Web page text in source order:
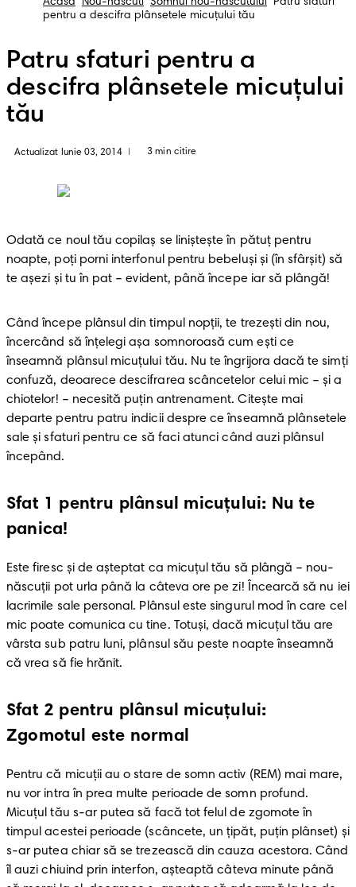
Acasă Nou-nascuti Somnul nou-nascutului
Patru sfaturi
pentru a descifra plânsetele micuțului tău
Patru sfaturi pentru a
descifra plânsetele micuțului
tău
Actualizat Iunie 03, 2014 3 min citire
Odată ce noul tău copilaș se liniștește în pătuț pentru
noapte, poți porni interfonul pentru bebeluși și (în sfârșit) să
te aşezi și tu în pat – evident, până începe iar să plângă!
Când începe plânsul din timpul nopții, te trezești din nou,
încercând să înțelegi așa somnoroasă cum ești ce
înseamnă plânsul micuțului tău. Nu te îngrijora dacă te simți
confuză, deoarece descifrarea scâncetelor celui mic – și a
chiotelor! – necesită puțin antrenament. Citește mai
departe pentru patru indicii despre ce înseamnă plânsetele
sale și sfaturi pentru ce să faci atunci când auzi plânsul
începând.
Sfat 1 pentru plânsul micuțului: Nu te
panica!
Este firesc și de așteptat ca micuțul tău să plângă – nou-
născuții pot urla până la câteva ore pe zi! Încearcă să nu iei
lacrimile sale personal. Plânsul este singurul mod în care cel
mic poate comunica cu tine. Totuși, dacă micuțul tău are
vârsta sub patru luni, plânsul său peste noapte înseamnă
că vrea să fie hrănit.
Sfat 2 pentru plânsul micuțului:
Zgomotul este normal
Pentru că micuții au o stare de somn activ (REM) mai mare,
nu vor intra în prea multe perioade de somn profund.
Micuțul tău s-ar putea să facă tot felul de zgomote în
timpul acestei perioade (scâncete, un țipăt, puțin plânset) și
s-ar putea chiar să se trezească din cauza acestora. Când
îl auzi chiuind prin interfon, așteaptă câteva minute până